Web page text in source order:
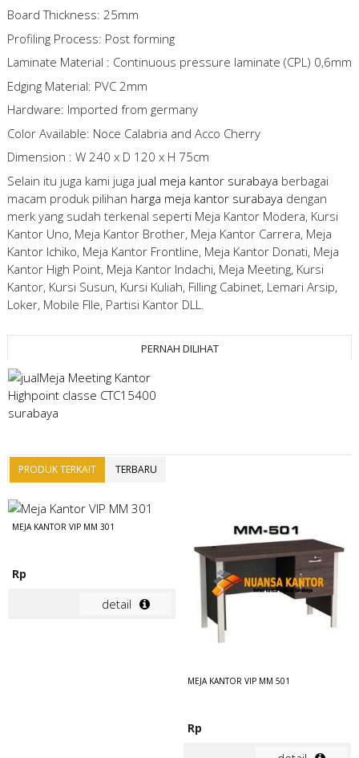
Board Thickness: 25mm
Profiling Process: Post forming
Laminate Material : Continuous pressure laminate (CPL) 0,6mm
Edging Material: PVC 2mm
Hardware: Imported from germany
Color Available: Noce Calabria and Acco Cherry
Dimension : W 240 x D 120 x H 75cm
Selain itu juga kami juga jual meja kantor surabaya berbagai
macam produk pilihan harga meja kantor surabaya dengan
merk yang sudah terkenal seperti Meja Kantor Modera, Kursi
Kantor Uno, Meja Kantor Brother, Meja Kantor Carrera, Meja
Kantor Ichiko, Meja Kantor Frontline, Meja Kantor Donati, Meja
Kantor High Point, Meja Kantor Indachi, Meja Meeting, Kursi
Kantor, Kursi Susun, Kursi Kuliah, Filling Cabinet, Lemari Arsip,
Loker, Mobile FIle, Partisi Kantor DLL.
PERNAH DILIHAT
PRODUK TERKAIT TERBARU
MEJA KANTOR VIP MM 301
Rp
detail
MEJA KANTOR VIP MM 501
Rp